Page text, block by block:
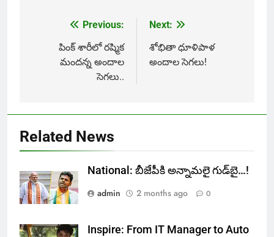
navigation
Previous:
పింక్ శారీలో రష్మిక
మందన్న అందాల
సెగలు..
Next:
శోభితా ధూళిపాళ
అందాల సెగలు!
Related News
National: బీజేపీకి అన్నామలై గుడ్‌బై…!
admin
2 months ago 0
Inspire: From IT Manager to Auto